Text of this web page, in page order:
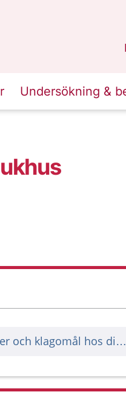
Undersökning &
Lämna synpunkter och klagomål hos din vårdgivare